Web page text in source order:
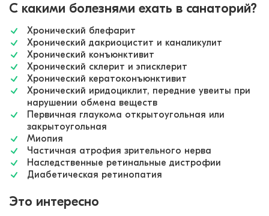
С какими болезнями ехать в санаторий?
Хронический блефарит
Хронический дакриоцистит и каналикулит
Хронический конъюнктивит
Хронический склерит и эписклерит
Хронический кератоконъюнктивит
Хронический иридоциклит, передние увеиты при
нарушении обмена веществ
Первичная глаукома открытоугольная или
закрытоугольная
Миопия
Частичная атрофия зрительного нерва
Наследственные ретинальные дистрофии
Диабетическая ретинопатия
Это интересно